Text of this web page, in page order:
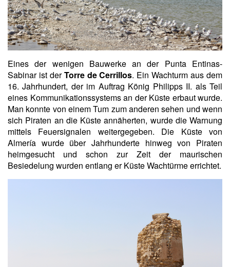
Eines der wenigen Bauwerke an der Punta Entinas-
Sabinar ist derTorre de Cerrillos. Ein Wachturm aus dem
16. Jahrhundert, der im Auftrag König Philipps II. als Teil
eines Kommunikationssystems an der Küste erbaut wurde.
Man konnte von einem Tum zum anderen sehen und wenn
sich Piraten an die Küste annäherten, wurde die Warnung
mittels Feuersignalen weitergegeben. Die Küste von
Almería wurde über Jahrhunderte hinweg von Piraten
heimgesucht und schon zur Zeit der maurischen
Besiedelung wurden entlang er Küste Wachtürme errichtet.